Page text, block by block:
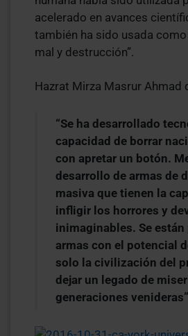
acelerado en avances
también ha sido usada como
mal y destrucción”.
Hazrat Mirza Masrur Ahmad
“Se ha desarrollado
capacidad de borrar
con apretar un botón.
desarrollo de armas de
masiva que tienen la
infligir los horrores y
inimaginables. Se
armas con el potencial
solo la civilización del
dejar un legado de
generaciones venideras”